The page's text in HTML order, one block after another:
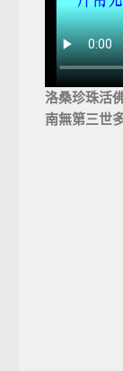
洛桑珍珠活
南無第三世